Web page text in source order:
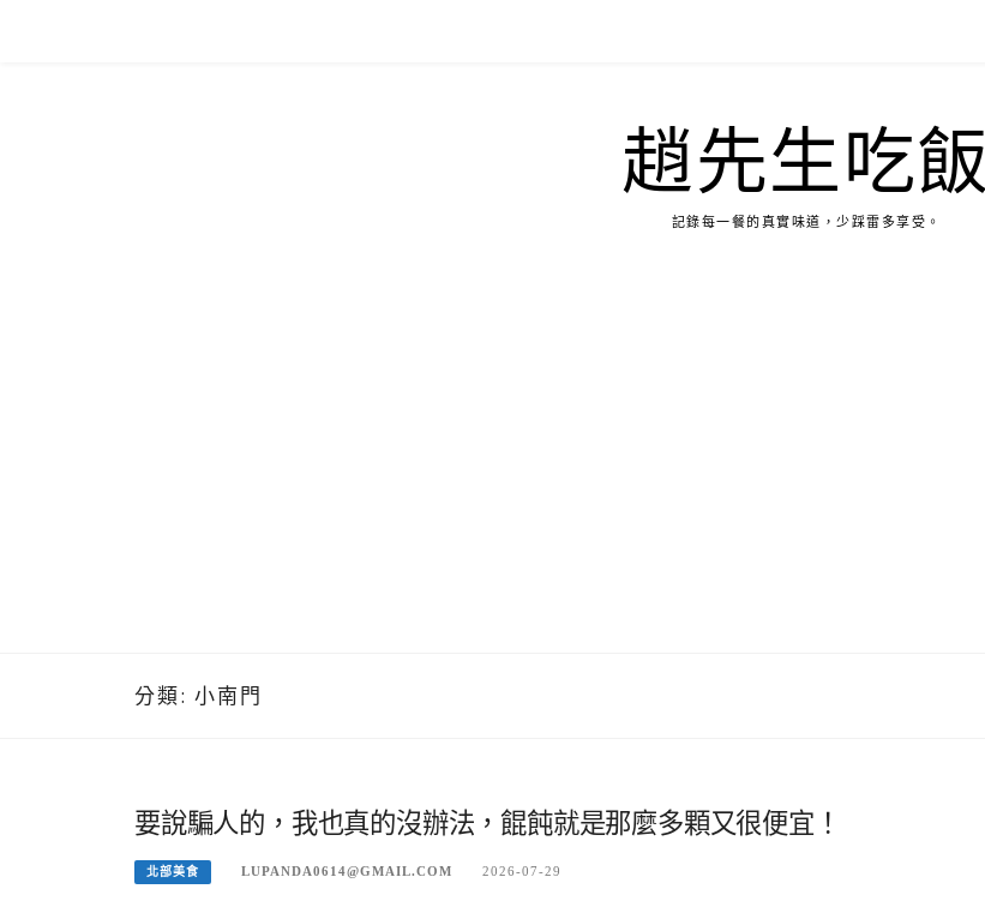
趙先生吃飯
記錄每一餐的真實味道，少踩雷多享受。
分類: 小南門
要說騙人的，我也真的沒辦法，餛飩就是那麼多顆又很便宜！
北部美食 LUPANDA0614@GMAIL.COM 2026-07-29